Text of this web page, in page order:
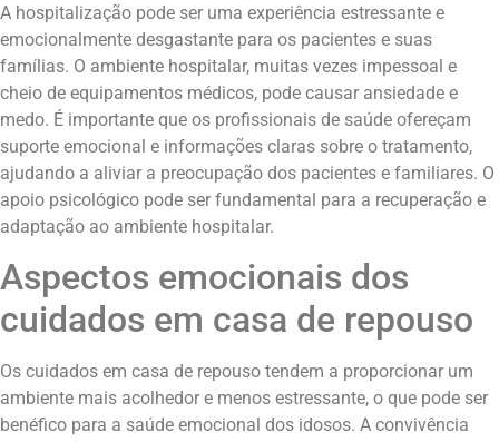
A hospitalização pode ser uma experiência estressante e
emocionalmente desgastante para os pacientes e suas
famílias. O ambiente hospitalar, muitas vezes impessoal e
cheio de equipamentos médicos, pode causar ansiedade e
medo. É importante que os profissionais de saúde ofereçam
suporte emocional e informações claras sobre o tratamento,
ajudando a aliviar a preocupação dos pacientes e familiares. O
apoio psicológico pode ser fundamental para a recuperação e
adaptação ao ambiente hospitalar.
Aspectos emocionais dos
cuidados em casa de repouso
Os cuidados em casa de repouso tendem a proporcionar um
ambiente mais acolhedor e menos estressante, o que pode ser
benéfico para a saúde emocional dos idosos. A convivência